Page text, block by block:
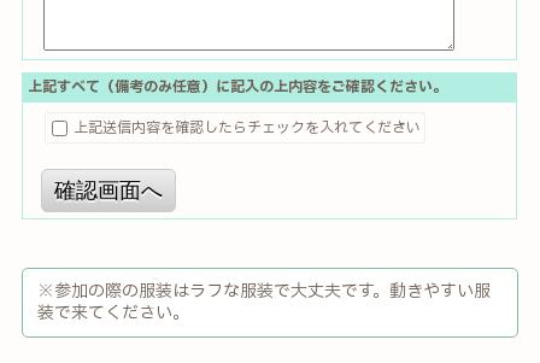
上記すべて（備考のみ任意）に記入の上内容をご確認ください。
上記送信内容を確認したらチェックを入れてください
確認画面へ
※参加の際の服装はラフな服装で大丈夫です。動きやすい服
装で来てください。